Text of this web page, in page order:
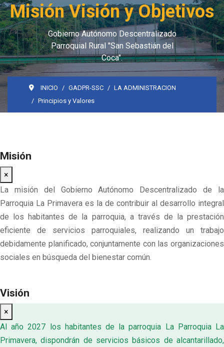
Misión Visión y Objetivos
Gobierno Autónomo Descentralizado
Parroquial Rural "San Sebastián del
Coca".
INICIO GADPR-SSC
LA ADMINISTRACION
Principios y Valores
Misión
×
La misión del Gobierno Autónomo Descentralizado de la
Parroquia La Primavera es la de contribuir al desarrollo integral
de los habitantes de la parroquia, a través de la prestación
eficiente de servicios parroquiales, realizando un trabajo
debidamente planificado, conjuntamente con las organizaciones
sociales en búsqueda del bienestar común.
Visión
×
Al año 2027 los habitantes de la parroquia La Parroquia La
Primavera, dispondrán de servicios básicos de alcantarillado,